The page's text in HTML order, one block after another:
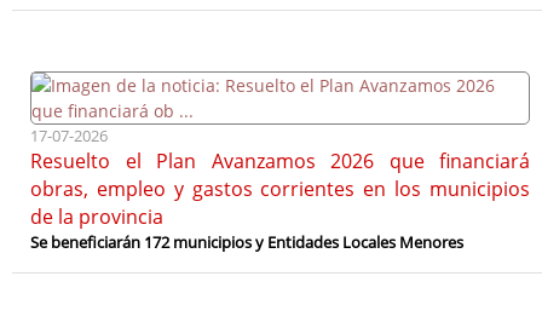
17-07-2026
Resuelto el Plan Avanzamos 2026 que financiará
obras, empleo y gastos corrientes en los municipios
de la provincia
Se beneficiarán 172 municipios y Entidades Locales Menores